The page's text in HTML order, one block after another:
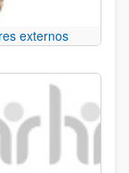
externos